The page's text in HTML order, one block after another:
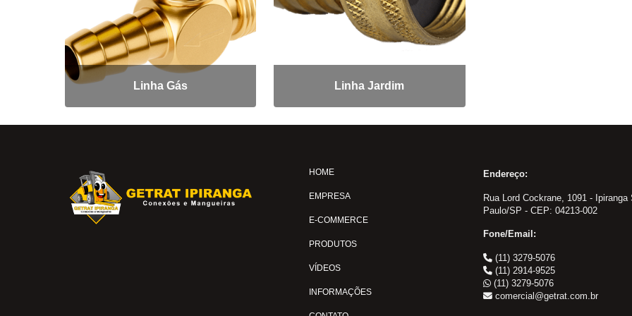
Linha Gás Linha Jardim
HOME
EMPRESA
E-COMMERCE
PRODUTOS
VÍDEOS
INFORMAÇÕES
Endereço:
Rua Lord Cockrane, 1091 - Ipiranga
Paulo/SP - CEP: 04213-002
Fone/Email:
(11) 3279-5076
(11) 2914-9525
(11) 3279-5076
comercial@getrat.com.br